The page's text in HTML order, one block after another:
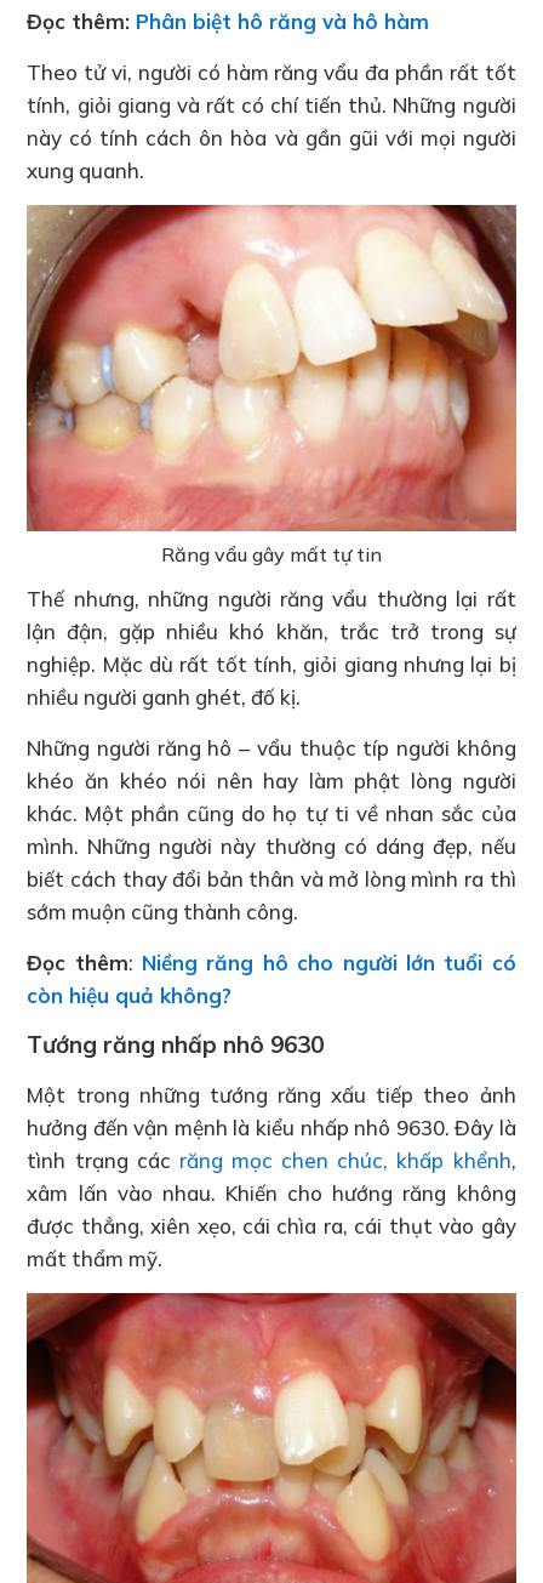
Đọc thêm: Phân biệt hô răng và hô hàm
Theo tử vi, người có hàm răng vẩu đa phần rất tốt
tính, giỏi giang và rất có chí tiến thủ. Những người
này có tính cách ôn hòa và gần gũi với mọi người
xung quanh.
Răng vẩu gây mất tự tin
Thế nhưng, những người răng vẩu thường lại rất
lận đận, gặp nhiều khó khăn, trắc trở trong sự
nghiệp. Mặc dù rất tốt tính, giỏi giang nhưng lại bị
nhiều người ganh ghét, đố kị.
Những người răng hô – vẩu thuộc típ người không
khéo ăn khéo nói nên hay làm phật lòng người
khác. Một phần cũng do họ tự ti về nhan sắc của
mình. Những người này thường có dáng đẹp, nếu
biết cách thay đổi bản thân và mở lòng mình ra thì
sớm muộn cũng thành công.
Đọc thêm: Niềng răng hô cho người lớn tuổi có
còn hiệu quả không?
Tướng răng nhấp nhô 9630
Một trong những tướng răng xấu tiếp theo ảnh
hưởng đến vận mệnh là kiểu nhấp nhô 9630. Đây là
tình trạng các răng mọc chen chúc, khấp khểnh,
xâm lấn vào nhau. Khiến cho hướng răng không
được thẳng, xiên xẹo, cái chìa ra, cái thụt vào gây
mất thẩm mỹ.